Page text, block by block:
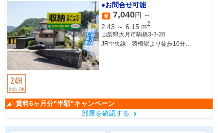
●お問合せ可能
7,040円 ～
2.43 ～ 6.15 m2
山梨県大月市駒橋3-3-20
JR中央線 猿橋駅より徒歩10分
賃料6ヶ月分"半額"キャンペーン
部屋を確認する